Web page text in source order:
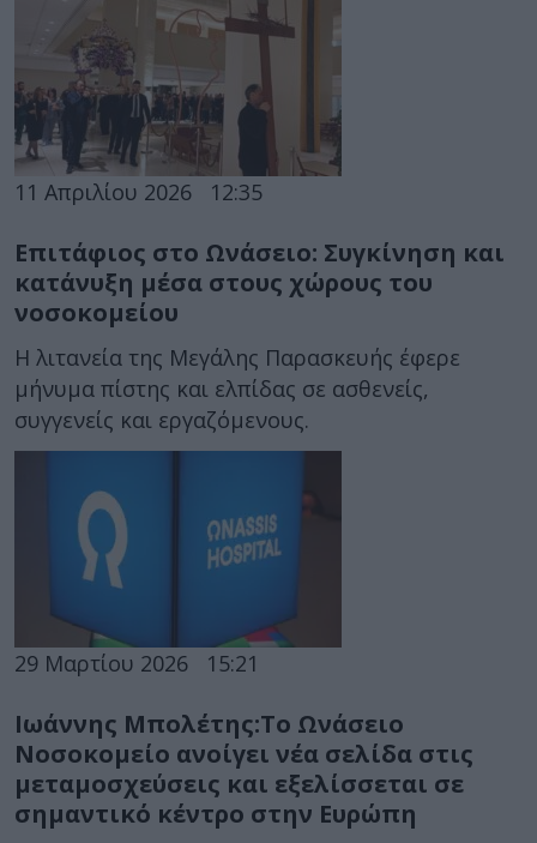
11 Απριλίου 2026 12:35
Επιτάφιος στο Ωνάσειο: Συγκίνηση και
κατάνυξη μέσα στους χώρους του
νοσοκομείου
Η λιτανεία της Μεγάλης Παρασκευής έφερε
μήνυμα πίστης και ελπίδας σε ασθενείς,
συγγενείς και εργαζόμενους.
29 Μαρτίου 2026 15:21
Ιωάννης Μπολέτης:Το Ωνάσειο
Νοσοκομείο ανοίγει νέα σελίδα στις
μεταμοσχεύσεις και εξελίσσεται σε
σημαντικό κέντρο στην Ευρώπη